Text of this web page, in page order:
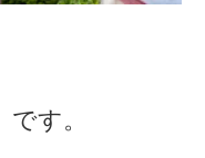
です。